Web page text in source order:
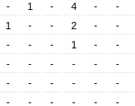
- 1 - 4 -
-
1 - - 2 -
-
- - - 1 -
-
- - - - -
-
- - - - -
-
- - - - -
-